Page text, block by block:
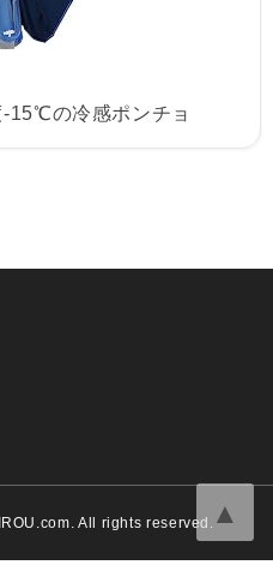
15℃の冷感ポンチョ
All rights reserved. ▲